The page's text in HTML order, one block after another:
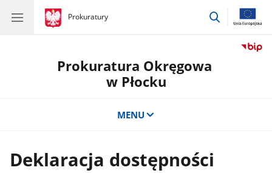
gov.pl
Prokuratury
gov.pl
Prokuratury
przejdź
Prokuratura Okręgowa
w Płocku
MENU
Deklaracja dostępności